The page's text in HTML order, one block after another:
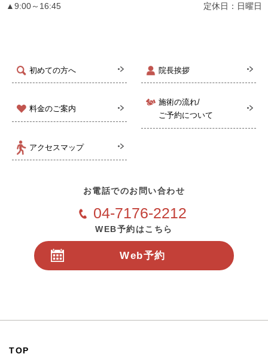
初めての方へ 院長挨拶
料金のご案内
施術の流れ/
ご予約について
アクセスマップ
▲9:00～16:45 定休日：日曜日
お電話でのお問い合わせ
04-7176-2212
WEB予約はこちら
Web予約
TOP